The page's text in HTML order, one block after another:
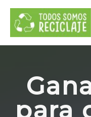
para